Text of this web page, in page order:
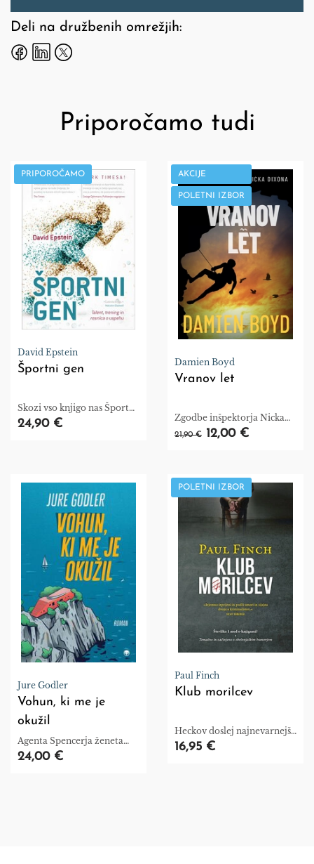
Deli na družbenih omrežjih:
Priporočamo tudi
PRIPOROČAMO
David Epstein
Športni gen
Skozi vso knjigo nas Športni
gen spodbuja k temu, da še
vsakdanjem življenju.
24,90 €
AKCIJE
POLETNI IZBOR
Damien Boyd
Vranov let
Zgodbe inšpektorja Nicka
Dixona, knjiga 1
21,90 € 12,00 €
Jure Godler
Vohun, ki me je
okužil
Agenta Spencerja ženeta
občutek pravičnosti in
24,00 €
POLETNI IZBOR
Paul Finch
Klub morilcev
Heckov doslej najnevarnejši
primer je znova odprt.
16,95 €